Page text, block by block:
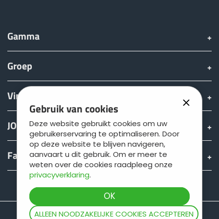
Gebruik van cookies
Deze website gebruikt cookies om uw
gebruikerservaring te optimaliseren. Door
op deze website te blijven navigeren,
aanvaart u dit gebruik. Om er meer te
weten over de cookies raadpleeg onze
privacyverklaring.
ALLEEN NOODZAKELIJKE COOKIES ACCEPTEREN
Gamma
Groep
Vinden & Kopen
JOSKIN wereld
Fan shop